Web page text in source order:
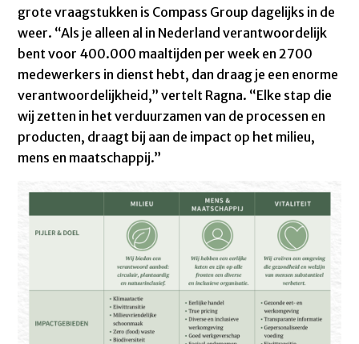
grote vraagstukken is Compass Group dagelijks in de
weer. “Als je alleen al in Nederland verantwoordelijk
bent voor 400.000 maaltijden per week en 2700
medewerkers in dienst hebt, dan draag je een enorme
verantwoordelijkheid,” vertelt Ragna. “Elke stap die
wij zetten in het verduurzamen van de processen en
producten, draagt bij aan de impact op het milieu,
mens en maatschappij.”